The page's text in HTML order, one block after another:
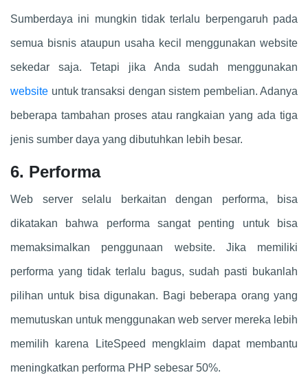
Sumberdaya ini mungkin tidak terlalu berpengaruh pada
semua bisnis ataupun usaha kecil menggunakan website
sekedar saja. Tetapi jika Anda sudah menggunakan
website untuk transaksi dengan sistem pembelian. Adanya
beberapa tambahan proses atau rangkaian yang ada tiga
jenis sumber daya yang dibutuhkan lebih besar.
6. Performa
Web server selalu berkaitan dengan performa, bisa
dikatakan bahwa performa sangat penting untuk bisa
memaksimalkan penggunaan website. Jika memiliki
performa yang tidak terlalu bagus, sudah pasti bukanlah
pilihan untuk bisa digunakan. Bagi beberapa orang yang
memutuskan untuk menggunakan web server mereka lebih
memilih karena LiteSpeed mengklaim dapat membantu
meningkatkan performa PHP sebesar 50%.